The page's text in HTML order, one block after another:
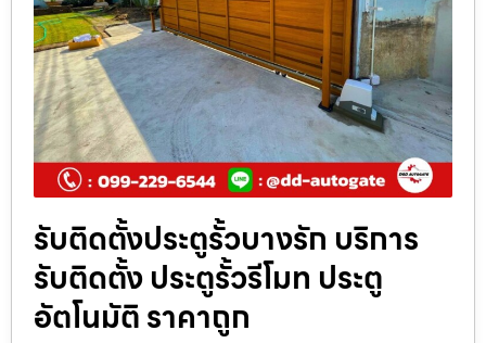
รับติดตั้งประตูรั้วบางรัก บริการ
รับติดตั้ง ประตูรั้วรีโมท ประตู
อัตโนมัติ ราคาถูก